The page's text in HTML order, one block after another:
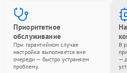
Приоритетное
обслуживание
При гарантийном случае
настройка выполняется вне
очереди — быстро устраняем
проблему.
В
—